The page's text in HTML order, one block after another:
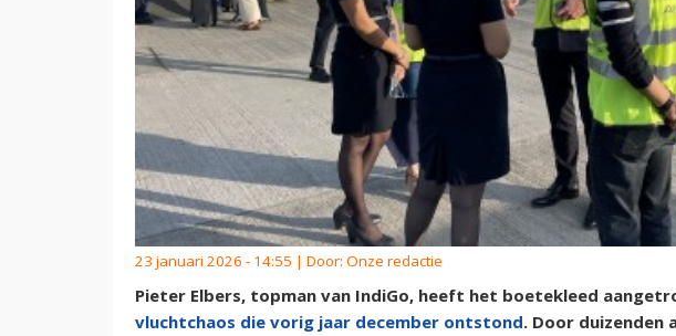
23 januari 2026 - 14:55 | Door: Onze redactie
Pieter Elbers, topman van IndiGo, heeft het boetekleed
vluchtchaos die vorig jaar december ontstond. Door duizenden